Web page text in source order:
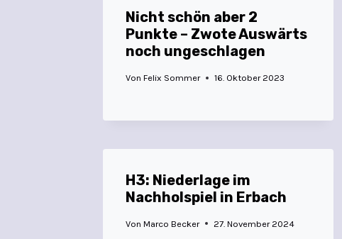
Nicht schön aber 2
Punkte – Zwote Auswärts
noch ungeschlagen
Von Felix Sommer 16. Oktober 2023
H3: Niederlage im
Nachholspiel in Erbach
Von Marco Becker 27. November 2024